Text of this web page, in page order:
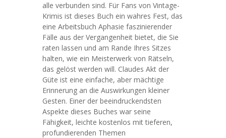
alle verbunden sind. Für Fans von Vintage-
Krimis ist dieses Buch ein wahres Fest, das
eine Arbeitsbuch Aphasie faszinierender
Fälle aus der Vergangenheit bietet, die Sie
raten lassen und am Rande Ihres Sitzes
halten, wie ein Meisterwerk von Rätseln,
das gelöst werden will. Claudes Akt der
Güte ist eine einfache, aber mächtige
Erinnerung an die Auswirkungen kleiner
Gesten. Einer der beeindruckendsten
Aspekte dieses Buches war seine
Fähigkeit, leichte kostenlos mit tieferen,
profundierenden Themen